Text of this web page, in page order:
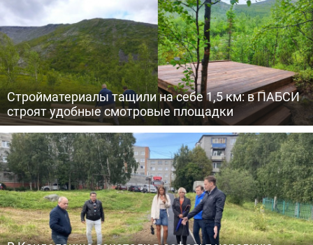
Стройматериалы тащили на себе 1,5 км: в ПАБСИ
строят удобные смотровые площадки